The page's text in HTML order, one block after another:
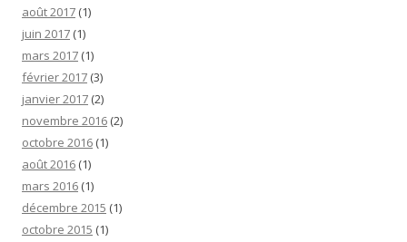
août 2017 (1)
juin 2017 (1)
mars 2017 (1)
février 2017 (3)
janvier 2017 (2)
novembre 2016 (2)
octobre 2016 (1)
août 2016 (1)
mars 2016 (1)
décembre 2015 (1)
octobre 2015 (1)